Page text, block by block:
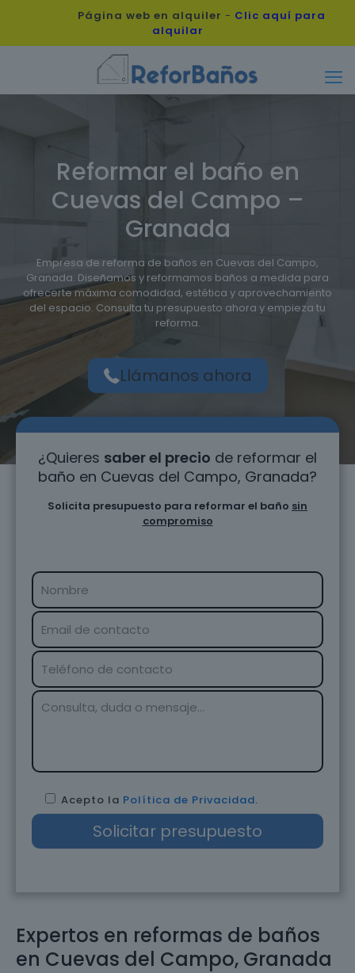
Página web en alquiler - Clic aquí para
alquilar
Reformar el baño en
Cuevas del Campo –
Granada
Empresa de reforma de baños en Cuevas del Campo,
Granada. Diseñamos y reformamos baños a medida para
ofrecerte máxima comodidad, estética y aprovechamiento
del espacio. Consulta tu presupuesto ahora y empieza tu
reforma.
Llámanos ahora
Expertos en reformas de baños
en Cuevas del Campo, Granada
¿Quieres saber el precio de reformar el
baño en Cuevas del Campo, Granada?
Solicita presupuesto para reformar el baño sin
compromiso
Acepto la Política de Privacidad.